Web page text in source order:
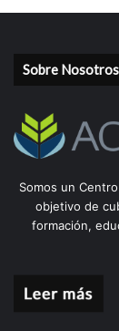
Sobre Nosotros
Somos un
objetivo de
formación,